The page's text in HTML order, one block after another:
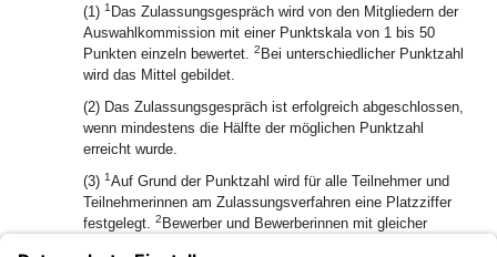
(1) 1 Das Zulassungsgespräch wird von den Mitgliedern der
Auswahlkommission mit einer Punktskala von 1 bis 50
Punkten einzeln bewertet. 2 Bei unterschiedlicher Punktzahl
wird das Mittel gebildet.
(2) Das Zulassungsgespräch ist erfolgreich abgeschlossen,
wenn mindestens die Hälfte der möglichen Punktzahl
erreicht wurde.
(3) 1Auf Grund der Punktzahl wird für alle Teilnehmer und
Teilnehmerinnen am Zulassungsverfahren eine Platzziffer
festgelegt. 2 Bewerber und Bewerberinnen mit gleicher